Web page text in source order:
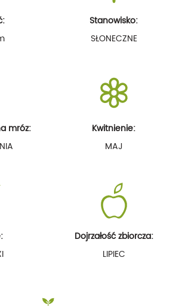
Stanowisko:
SŁONECZNE
mróz:
Kwitnienie:
MAJ
Dojrzałość zbiorcza:
LIPIEC